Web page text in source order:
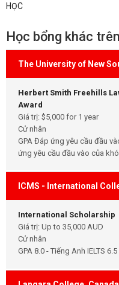
HỌC
Học bổng khác
The University of New
Herbert Smith Freehills
Award
Giá trị: $5,000 for 1 year
Cử nhân
GPA Đáp ứng yêu cầu đầu
ứng yêu cầu đầu vào của
ICMS - International
International Scholarship
Giá trị: Up to 35,000 AUD
Cử nhân
GPA 8.0 - Tiếng Anh IELTS 6.5